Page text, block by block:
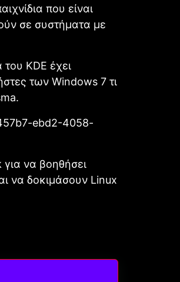
που είναι
σε συστήματα με
KDE έχει
των Windows 7 τι
ebd2-4058-
για να βοηθήσει
να δοκιμάσουν Linux